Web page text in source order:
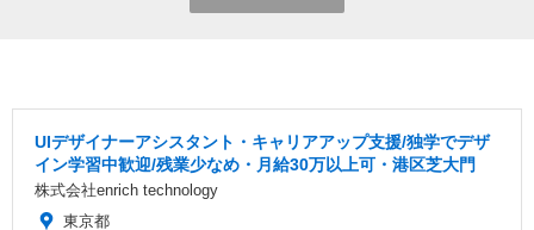
UIデザイナーアシスタント・キャリアアップ支援/独学でデザ
イン学習中歓迎/残業少なめ・月給30万以上可・港区芝大門
株式会社enrich technology
東京都